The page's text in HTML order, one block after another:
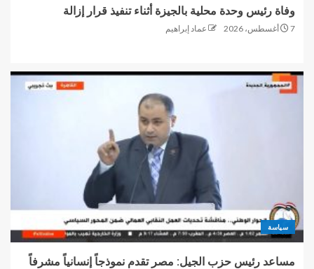
وفاة رئيس وحدة محلية بالجيزة أثناء تنفيذ قرار إزالة
7 أغسطس، 2026 عماد إبراهيم
سياسة
مساعد رئيس حزب الجيل: مصر تقدم نموذجاً إنسانياً مشرفاً